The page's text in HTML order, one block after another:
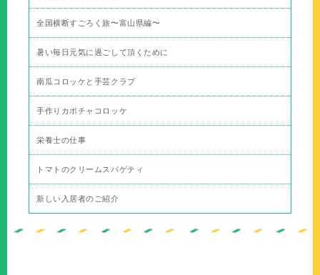
全国横断すごろく旅〜富山県編〜
暑い毎日元気に過ごして頂くために
南瓜コロッケと手芸クラブ
手作りカボチャコロッケ
栄養士の仕事
トマトのクリームスパゲティ
新しい入居者のご紹介